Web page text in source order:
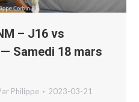
– J16 vs
Samedi 18 mars
Philippe 2023-03-21